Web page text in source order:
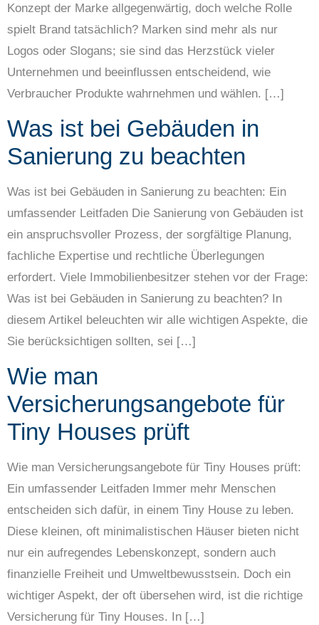
Konzept der Marke allgegenwärtig, doch welche Rolle
spielt Brand tatsächlich? Marken sind mehr als nur
Logos oder Slogans; sie sind das Herzstück vieler
Unternehmen und beeinflussen entscheidend, wie
Verbraucher Produkte wahrnehmen und wählen. […]
Was ist bei Gebäuden in
Sanierung zu beachten
Was ist bei Gebäuden in Sanierung zu beachten: Ein
umfassender Leitfaden Die Sanierung von Gebäuden ist
ein anspruchsvoller Prozess, der sorgfältige Planung,
fachliche Expertise und rechtliche Überlegungen
erfordert. Viele Immobilienbesitzer stehen vor der Frage:
Was ist bei Gebäuden in Sanierung zu beachten? In
diesem Artikel beleuchten wir alle wichtigen Aspekte, die
Sie berücksichtigen sollten, sei […]
Wie man
Versicherungsangebote für
Tiny Houses prüft
Wie man Versicherungsangebote für Tiny Houses prüft:
Ein umfassender Leitfaden Immer mehr Menschen
entscheiden sich dafür, in einem Tiny House zu leben.
Diese kleinen, oft minimalistischen Häuser bieten nicht
nur ein aufregendes Lebenskonzept, sondern auch
finanzielle Freiheit und Umweltbewusstsein. Doch ein
wichtiger Aspekt, der oft übersehen wird, ist die richtige
Versicherung für Tiny Houses. In […]